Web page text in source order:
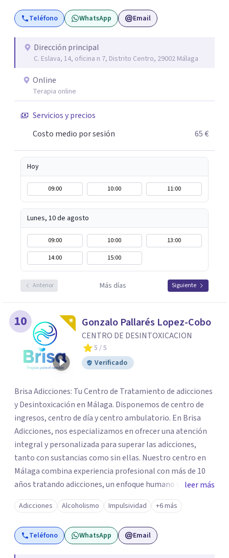
momento vitales complicados que muchas veces no
sabemos cómo afrontar. Si estás leyendo esto es porque
diré que estás en el lugar indicado para encontrar una
solución.
Teléfono WhatsApp Email
Dirección principal
C. Eslava, 14, oficina n 7, Distrito Centro, 29002 Málaga
Online
Terapia online
Servicios y precios
Costo medio por sesión
65 €
Hoy
09:00 10:00 11:00
Lunes, 10 de agosto
09:00 10:00
13:00
14:00
15:00
Anterior Más días Siguiente
10 Gonzalo Pallarés Lopez-Cobo
CENTRO DE DESINTOXICACION
5 / 5
Verificado
Brisa Adicciones: Tu Centro de Tratamiento de adicciones
y Desintoxicación en Málaga. Disponemos de centro de
ingresos, centro de día y centro ambulatorio. En Brisa
Adicciones, nos especializamos en ofrecer una atención
integral y personalizada para superar las adicciones,
tanto con sustancias como sin ellas. Nuestro centro en
Málaga combina experiencia profesional con más de 10
años tratando adicciones, un enfoque humano y
tratamientos innovadores para ayudarte a recuperar tu
vida. Estamos especializados en: - Alcoholismo -
Drogodependencias (cocaína, cannabis, heroína, entre
otras) - Adicción a medicamentos (ansiolíticos, opioides,
leer más
Adicciones Alcoholismo Impulsividad +6 más
Teléfono WhatsApp Email